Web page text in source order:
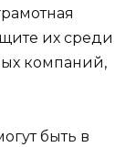
их среди
компаний,
быть в